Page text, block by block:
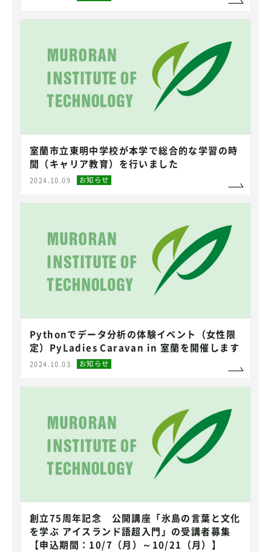
室蘭市立東明中学校が本学で総合的な学習の時
間（キャリア教育）を行いました
2024.10.09 お知らせ
Pythonでデータ分析の体験イベント（女性限
定）PyLadies Caravan in 室蘭を開催します
2024.10.03 お知らせ
創立75周年記念 公開講座「氷島の言葉と文化
を学ぶ アイスランド語超入門」の受講者募集
【申込期間：10/7（月）～10/21（月）】